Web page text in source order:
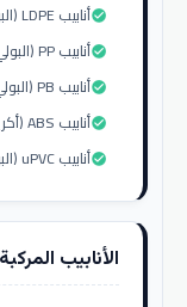
أنابيب LDPE (البولي إيثيلين منخفض الكثافة)check_circle
أنابيب PP (البولي بروبيلين)check_circle
أنابيب PB (البولي بيوتيلين)check_circle
أنابيب ABS (أكريلونيتريل بوتادين ستايرين)check_circle
أنابيب uPVC (البولي فينيل كلوريد غير الملدن)check_circle
الأنابيب المركبة